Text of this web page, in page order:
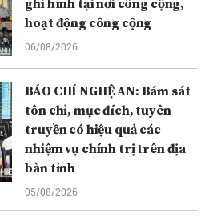
ghi hình tại nơi công cộng,
hoạt động công cộng
06/08/2026
BÁO CHÍ NGHỆ AN: Bám sát
tôn chỉ, mục đích, tuyên
truyền có hiệu quả các
nhiệm vụ chính trị trên địa
bàn tỉnh
05/08/2026